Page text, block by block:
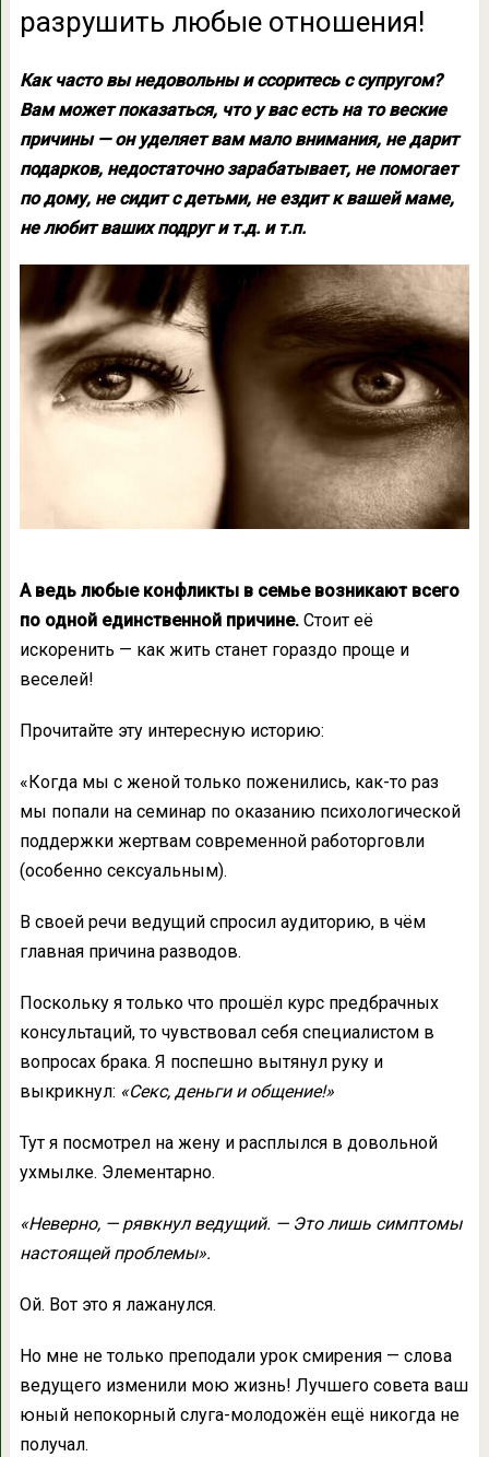
разрушить любые отношения!
Как часто вы недовольны и ссоритесь с супругом?
Вам может показаться, что у вас есть на то веские
причины — он уделяет вам мало внимания, не дарит
подарков, недостаточно зарабатывает, не помогает
по дому, не сидит с детьми, не ездит к вашей маме,
не любит ваших подруг и т.д. и т.п.
А ведь любые конфликты в семье возникают всего
по одной единственной причине.Стоит её
искоренить — как жить станет гораздо проще и
веселей!
Прочитайте эту интересную историю:
«Когда мы с женой только поженились, как-то раз
мы попали на семинар по оказанию психологической
поддержки жертвам современной работорговли
(особенно сексуальным).
В своей речи ведущий спросил аудиторию, в чём
главная причина разводов.
Поскольку я только что прошёл курс предбрачных
консультаций, то чувствовал себя специалистом в
вопросах брака. Я поспешно вытянул руку и
выкрикнул: «Секс, деньги и общение!»
Тут я посмотрел на жену и расплылся в довольной
ухмылке. Элементарно.
«Неверно, — рявкнул ведущий. — Это лишь симптомы
настоящей проблемы».
Ой. Вот это я лажанулся.
Но мне не только преподали урок смирения — слова
ведущего изменили мою жизнь! Лучшего совета ваш
юный непокорный слуга-молодожён ещё никогда не
получал.